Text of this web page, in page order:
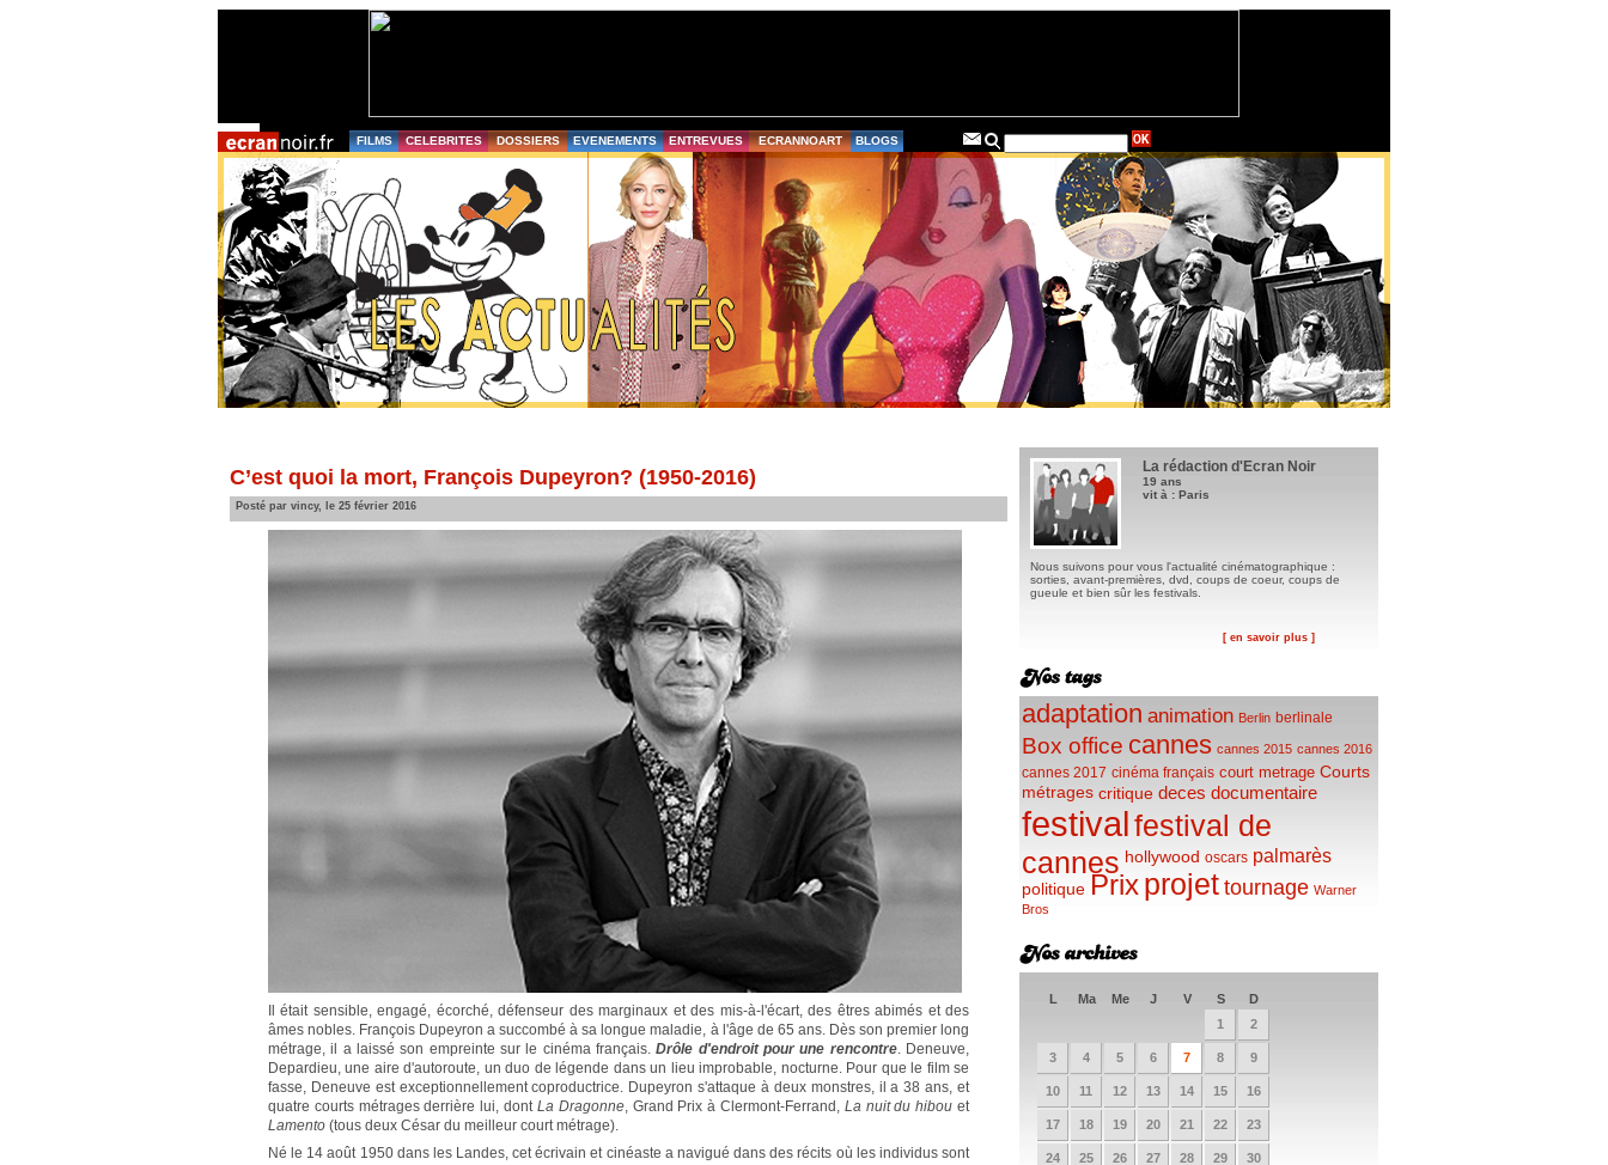
FILMS CELEBRITES DOSSIERS EVENEMENTS ENTREVUES ECRANNOART BLOGS
C’est quoi la mort, François Dupeyron? (1950-2016)
Posté par vincy, le 25 février 2016
Il était sensible, engagé, écorché, défenseur des marginaux et des mis-à-l'écart, des êtres abimés et des
âmes nobles. François Dupeyron a succombé à sa longue maladie, à l'âge de 65 ans. Dès son premier long
métrage, il a laissé son empreinte sur le cinéma français.Drôle d'endroit pour une rencontre. Deneuve,
Depardieu, une aire d'autoroute, un duo de légende dans un lieu improbable, nocturne. Pour que le film se
fasse, Deneuve est exceptionnellement coproductrice. Dupeyron s'attaque à deux monstres, il a 38 ans, et
quatre courts métrages derrière lui, dont La Dragonne, Grand Prix à Clermont-Ferrand, La nuit du hibou et
Lamento (tous deux César du meilleur court métrage).
Né le 14 août 1950 dans les Landes, cet écrivain et cinéaste a navigué dans des récits où les individus sont
La rédaction d'Ecran Noir
19 ans
vit à : Paris
Nous suivons pour vous l'actualité cinématographique :
sorties, avant-premières, dvd, coups de coeur, coups de
gueule et bien sûr les festivals.
[ en savoir plus ]
adaptation animation Berlin berlinale
Box office cannes cannes 2015 cannes 2016
cannes 2017 cinéma français court metrage Courts
métrages critique deces documentaire
festivalfestival de
cannes hollywood oscars palmarès
politique Prixprojet tournage Warner
Bros
L Ma Me J V S
D
1
2
3 4 5 6 7 8 9
10 11 12 13 14 15 16
17 18 19 20 21 22 23
24 25 26 27 28 29 30